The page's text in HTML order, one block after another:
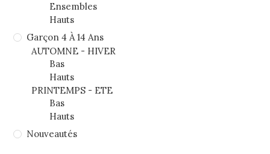
Ensembles
Hauts
Garçon 4 À 14 Ans
AUTOMNE - HIVER
Bas
Hauts
PRINTEMPS - ETE
Bas
Hauts
Nouveautés